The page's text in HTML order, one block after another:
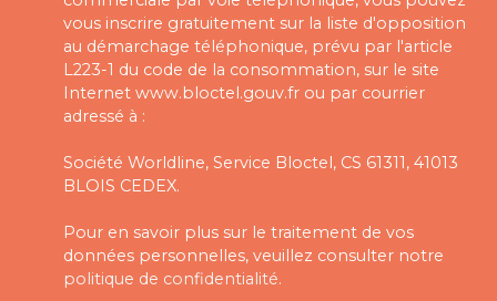
vous inscrire gratuitement sur la liste d'opposition
au démarchage téléphonique, prévu par l'article
L223-1 du code de la consommation, sur le site
Internet www.bloctel.gouv.fr ou par courrier
adressé à :
Société Worldline, Service Bloctel, CS 61311, 41013
BLOIS CEDEX.
Pour en savoir plus sur le traitement de vos
données personnelles, veuillez consulter notre
politique de confidentialité.